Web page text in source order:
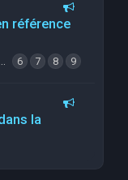
référence
6 7 8 9
la